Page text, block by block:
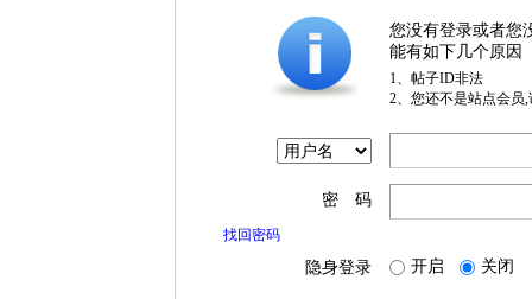
您没有登录或者您
能有如下几个原因
1、帖子ID非法
2、您还不是站点会员
密 码
找回密码
隐身登录 开启 关闭